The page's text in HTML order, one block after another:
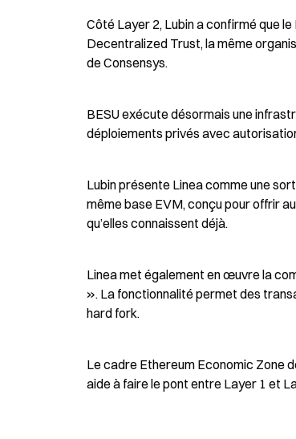
Côté Layer 2, Lubin a confirmé que
Decentralized Trust, la même
de Consensys.
BESU exécute désormais une
déploiements privés avec
Lubin présente Linea comme une
même base EVM, conçu pour offrir
qu’elles connaissent déjà.
Linea met également en œuvre la
». La fonctionnalité permet des
hard fork.
Le cadre Ethereum Economic Zone
aide à faire le pont entre Layer 1 et